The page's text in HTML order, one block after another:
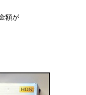
額が